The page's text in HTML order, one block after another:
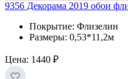
9356 Декорама 2019 обои
Покрытие: Флизелин
Размеры: 0,53*11,2м
Цена: 1440 ₽